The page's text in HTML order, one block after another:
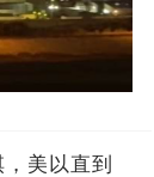
美以直到